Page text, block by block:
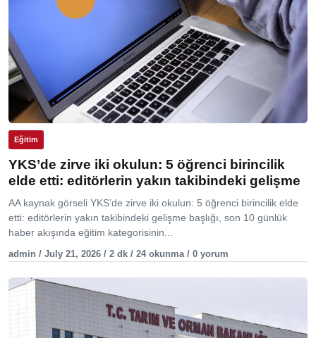
Eğitim
YKS’de zirve iki okulun: 5 öğrenci birincilik
elde etti: editörlerin yakın takibindeki gelişme
AA kaynak görseli YKS’de zirve iki okulun: 5 öğrenci birincilik elde
etti: editörlerin yakın takibindeki gelişme başlığı, son 10 günlük
haber akışında eğitim kategorisinin...
admin / July 21, 2026 / 2 dk / 24 okunma / 0 yorum